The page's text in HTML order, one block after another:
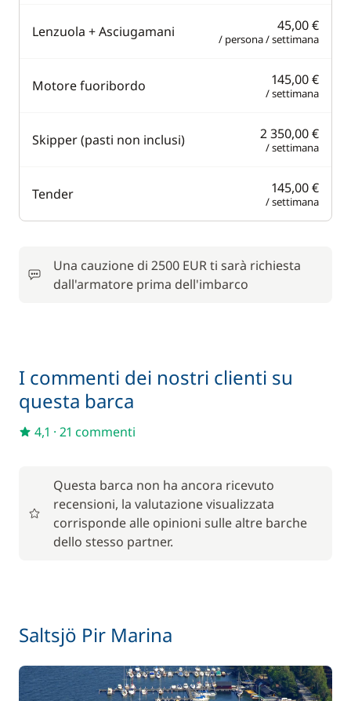
Lenzuola + Asciugamani 45,00 €
/ persona / settimana
Motore fuoribordo 145,00 €
/ settimana
Skipper (pasti non inclusi) 2 350,00 €
/ settimana
Tender 145,00 €
/ settimana
Una cauzione di 2500 EUR ti sarà richiesta
dall'armatore prima dell'imbarco
I commenti dei nostri clienti su
questa barca
4,1 · 21 commenti
Questa barca non ha ancora ricevuto
recensioni, la valutazione visualizzata
corrisponde alle opinioni sulle altre barche
dello stesso partner.
Saltsjö Pir Marina